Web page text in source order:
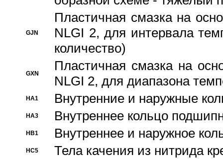
GJN
Пластичная смазка на
NLGI 2, для интервала
количество)
GXN
Пластичная смазка на
NLGI 2, для диапазона
HA1 Внутренние и наружные
HA3 Bнутреннее кольцо
HB1 Bнутреннее и наружное
HC5 Тела качения из нитрида